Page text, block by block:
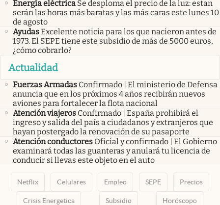
Energía eléctrica Se desploma el precio de la luz: estan
serán las horas más baratas y las más caras este lunes 10
de agosto
AyudasExcelente noticia para los que nacieron antes de
1973. El SEPE tiene este subsidio de más de 5000 euros,
¿cómo cobrarlo?
Actualidad
Fuerzas Armadas Confirmado | El ministerio de Defensa
anuncia que en los próximos 4 años recibirán nuevos
aviones para fortalecer la flota nacional
Atención viajeros Confirmado | España prohibirá el
ingreso y salida del país a ciudadanos y extranjeros que
hayan postergado la renovación de su pasaporte
Atención conductores Oficial y confirmado | El Gobierno
examinará todas las guanteras y anulará tu licencia de
conducir si llevas este objeto en el auto
Netflix Celulares Empleo SEPE Precios
Crisis Energetica Subsidio Horóscopo